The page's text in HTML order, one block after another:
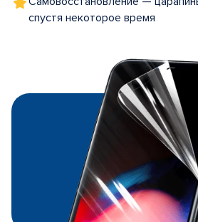
спустя некоторое время